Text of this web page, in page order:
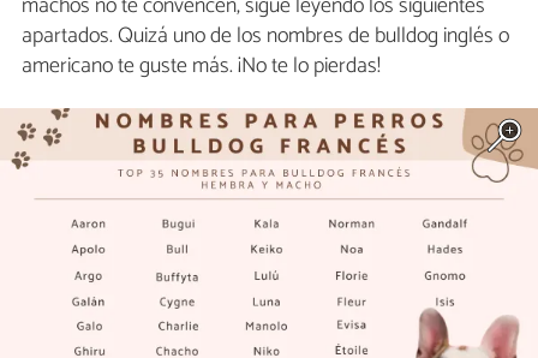
apartados. Quizá uno de los nombres de bulldog inglés o
americano te guste más. ¡No te lo pierdas!